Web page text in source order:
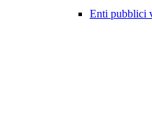
Enti pubblici